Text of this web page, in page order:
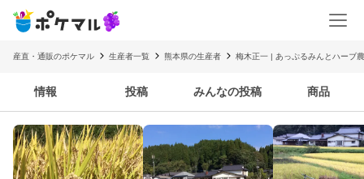
産直・通販のポケマル 生産者一覧 熊本県の生産者 梅木正一 | あっぷるみんとハーブ
情報 投稿 みんなの投稿 商品